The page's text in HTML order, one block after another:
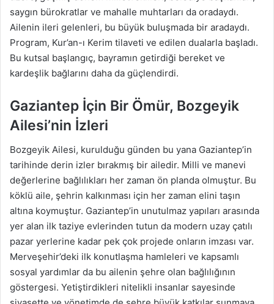
saygın bürokratlar ve mahalle muhtarları da oradaydı.
Ailenin ileri gelenleri, bu büyük buluşmada bir aradaydı.
Program, Kur’an-ı Kerim tilaveti ve edilen dualarla başladı.
Bu kutsal başlangıç, bayramın getirdiği bereket ve
kardeşlik bağlarını daha da güçlendirdi.
Gaziantep İçin Bir Ömür, Bozgeyik
Ailesi’nin İzleri
Bozgeyik Ailesi, kurulduğu günden bu yana Gaziantep’in
tarihinde derin izler bırakmış bir ailedir. Milli ve manevi
değerlerine bağlılıkları her zaman ön planda olmuştur. Bu
köklü aile, şehrin kalkınması için her zaman elini taşın
altına koymuştur. Gaziantep’in unutulmaz yapıları arasında
yer alan ilk taziye evlerinden tutun da modern uzay çatılı
pazar yerlerine kadar pek çok projede onların imzası var.
Merveşehir’deki ilk konutlaşma hamleleri ve kapsamlı
sosyal yardımlar da bu ailenin şehre olan bağlılığının
göstergesi. Yetiştirdikleri nitelikli insanlar sayesinde